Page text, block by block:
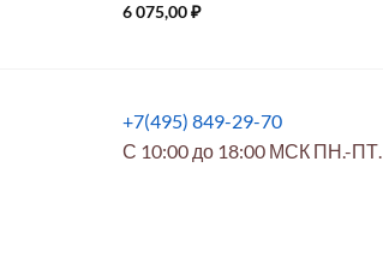
6 075,00₽
+7(495) 849-29-70
С 10:00 до 18:00 МСК ПН.-ПТ.